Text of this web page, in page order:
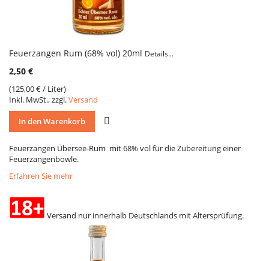
Feuerzangen Rum (68% vol) 20ml Details...
2,50 €
(125,00 €/ Liter)
Inkl. MwSt., zzgl.Versand
In den Warenkorb
Feuerzangen Übersee-Rum mit 68% vol für die Zubereitung einer
Feuerzangenbowle.
Erfahren Sie mehr
Versand nur innerhalb Deutschlands mit Altersprüfung.